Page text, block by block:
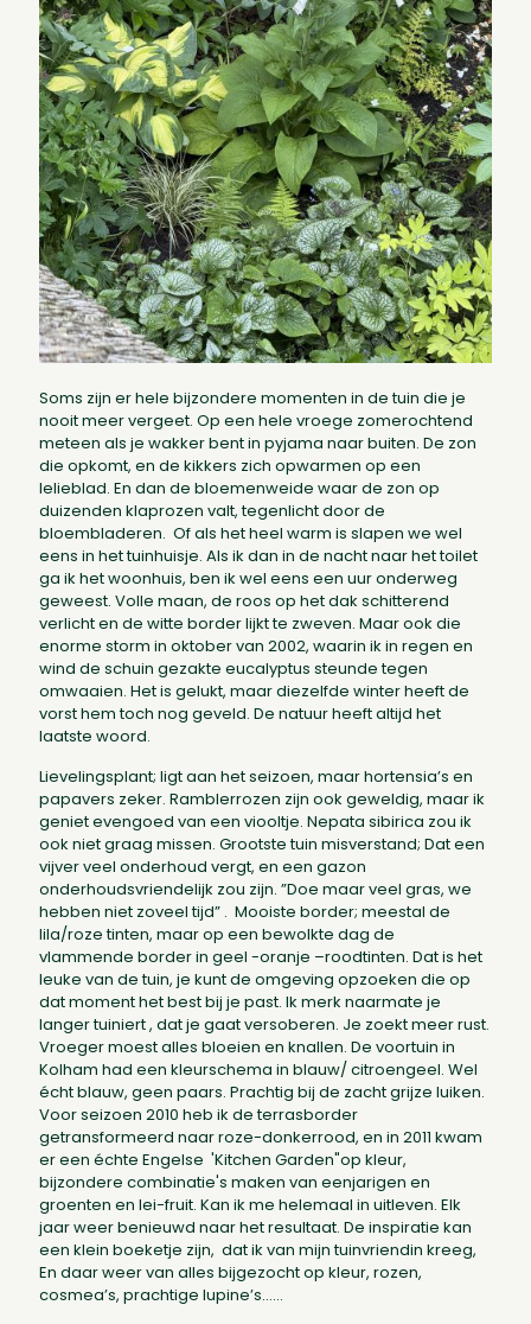
Soms zijn er hele bijzondere momenten in de tuin die je
nooit meer vergeet. Op een hele vroege zomerochtend
meteen als je wakker bent in pyjama naar buiten. De zon
die opkomt, en de kikkers zich opwarmen op een
lelieblad. En dan de bloemenweide waar de zon op
duizenden klaprozen valt, tegenlicht door de
bloembladeren. Of als het heel warm is slapen we wel
eens in het tuinhuisje. Als ik dan in de nacht naar het toilet
ga ik het woonhuis, ben ik wel eens een uur onderweg
geweest. Volle maan, de roos op het dak schitterend
verlicht en de witte border lijkt te zweven. Maar ook die
enorme storm in oktober van 2002, waarin ik in regen en
wind de schuin gezakte eucalyptus steunde tegen
omwaaien. Het is gelukt, maar diezelfde winter heeft de
vorst hem toch nog geveld. De natuur heeft altijd het
laatste woord.
Lievelingsplant; ligt aan het seizoen, maar hortensia’s en
papavers zeker. Ramblerrozen zijn ook geweldig, maar ik
geniet evengoed van een viooltje. Nepata sibirica zou ik
ook niet graag missen. Grootste tuin misverstand; Dat een
vijver veel onderhoud vergt, en een gazon
onderhoudsvriendelijk zou zijn. ”Doe maar veel gras, we
hebben niet zoveel tijd” . Mooiste border; meestal de
lila/roze tinten, maar op een bewolkte dag de
vlammende border in geel -oranje –roodtinten. Dat is het
leuke van de tuin, je kunt de omgeving opzoeken die op
dat moment het best bij je past. Ik merk naarmate je
langer tuiniert , dat je gaat versoberen. Je zoekt meer rust.
Vroeger moest alles bloeien en knallen. De voortuin in
Kolham had een kleurschema in blauw/ citroengeel. Wel
écht blauw, geen paars. Prachtig bij de zacht grijze luiken.
Voor seizoen 2010 heb ik de terrasborder
getransformeerd naar roze-donkerrood, en in 2011 kwam
er een échte Engelse 'Kitchen Garden"op kleur,
bijzondere combinatie's maken van eenjarigen en
groenten en lei-fruit. Kan ik me helemaal in uitleven. Elk
jaar weer benieuwd naar het resultaat. De inspiratie kan
een klein boeketje zijn, dat ik van mijn tuinvriendin kreeg,
En daar weer van alles bijgezocht op kleur, rozen,
cosmea’s, prachtige lupine’s…...